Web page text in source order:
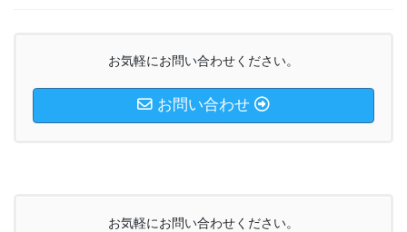
お気軽にお問い合わせください。
お問い合わせ
お気軽にお問い合わせください。